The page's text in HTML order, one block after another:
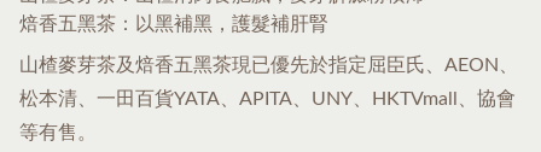
焙香五黑茶：以黑補黑，護髮補肝腎
山楂麥芽茶及焙香五黑茶現已優先於指定屈臣氏、AEON、
松本清、一田百貨YATA、APITA、UNY、HKTVmall、協會
等有售。